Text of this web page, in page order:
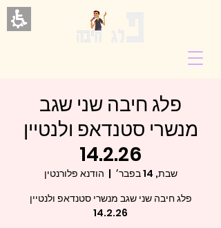
פלג חיבה שני שגב
מנשרי סטנדאפ ולנטיין
14.2.26
שבת, 14 בפבר׳
  |
הודנא פלורנטין
פלג חיבה שני שגב מנשרי סטנדאפ ולנטיין
14.2.26